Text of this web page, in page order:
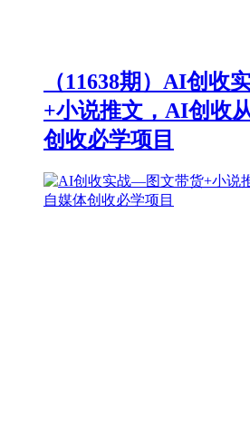
（11638期）AI创收
+小说推文，AI创收
创收必学项目